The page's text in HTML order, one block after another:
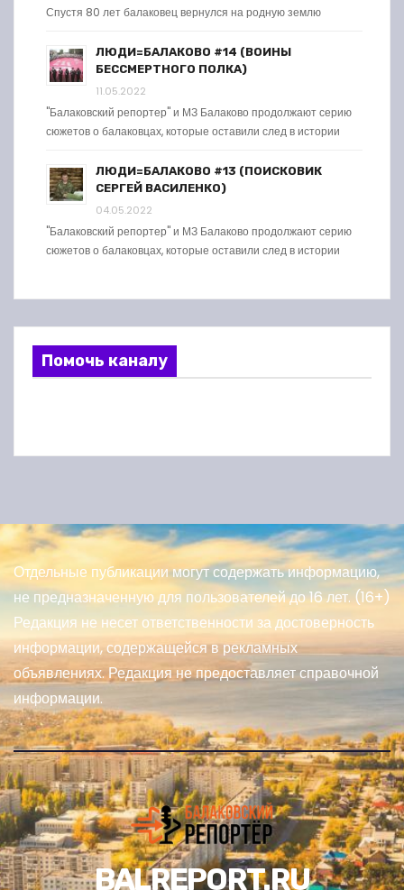
Спустя 80 лет балаковец вернулся на родную землю
ЛЮДИ=БАЛАКОВО #14 (ВОИНЫ
БЕССМЕРТНОГО ПОЛКА)
11.05.2022
"Балаковский репортер" и МЗ Балаково продолжают серию
сюжетов о балаковцах, которые оставили след в истории
ЛЮДИ=БАЛАКОВО #13 (ПОИСКОВИК
СЕРГЕЙ ВАСИЛЕНКО)
04.05.2022
"Балаковский репортер" и МЗ Балаково продолжают серию
сюжетов о балаковцах, которые оставили след в истории
Помочь каналу
Отдельные публикации могут содержать информацию,
не предназначенную для пользователей до 16 лет. (16+)
Редакция не несет ответственности за достоверность
информации, содержащейся в рекламных
объявлениях. Редакция не предоставляет справочной
информации.
BALREPORT.RU